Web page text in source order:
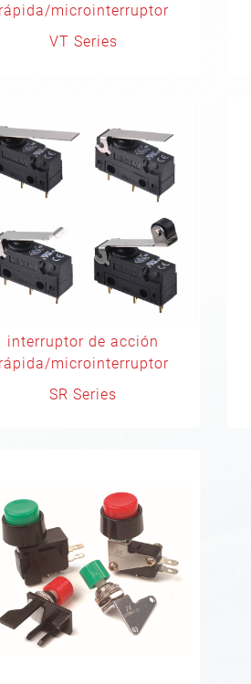
rápida/microinterruptor
VT Series
interruptor de acción
rápida/microinterruptor
SR Series